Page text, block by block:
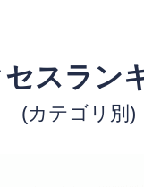
セスラン
(カテゴリ別)